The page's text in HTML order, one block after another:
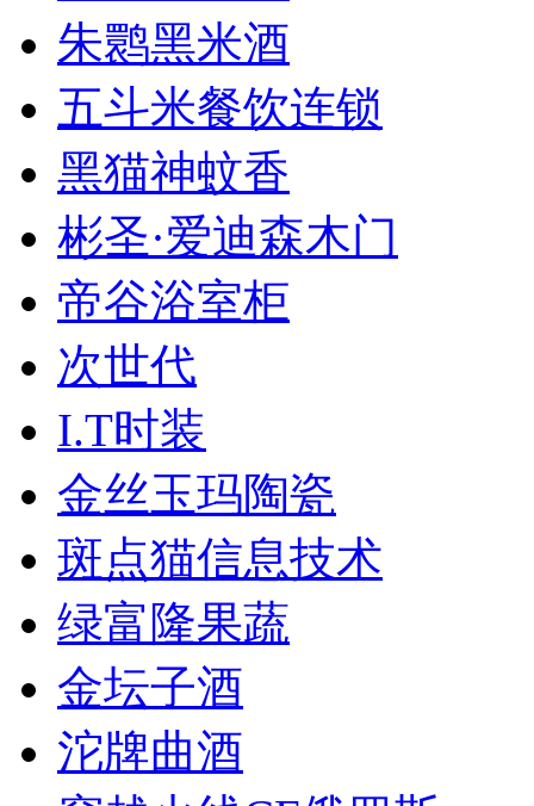
朱鹮黑米酒
五斗米餐饮连锁
黑猫神蚊香
彬圣·爱迪森木门
帝谷浴室柜
次世代
I.T时装
金丝玉玛陶瓷
斑点猫信息技术
绿富隆果蔬
金坛子酒
沱牌曲酒